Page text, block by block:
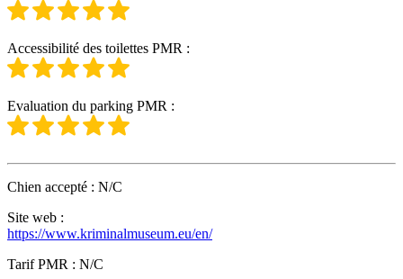
Accessibilité des toilettes PMR :
Evaluation du parking PMR :
Chien accepté : N/C
Site web :
https://www.kriminalmuseum.eu/en/
Tarif PMR : N/C